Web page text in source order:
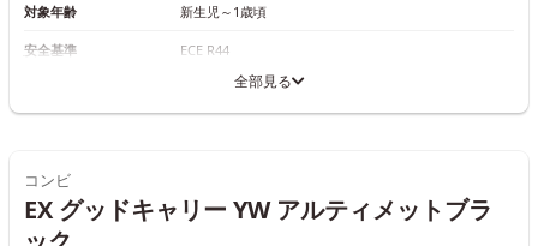
対象年齢 新生児～1歳頃
安全基準 ECE R44
全部見る
コンビ
EX グッドキャリー YW アルティメットブラ